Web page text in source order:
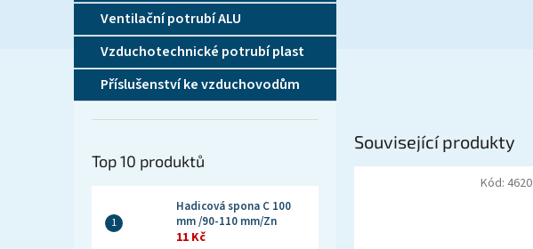
Ventilační potrubí ALU
Vzduchotechnické potrubí plast
Příslušenství ke vzduchovodům
Top 10 produktů
Hadicová spona C 100
mm /90-110 mm/Zn
11 Kč
Související produkty
Kód: 4620